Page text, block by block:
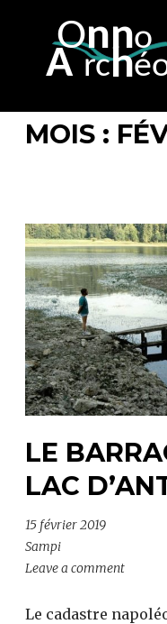
content
ONNO ARCHEO
MOIS :
LE
LAC
15 février 2019
Sampi
Leave a comment
Le cadastre